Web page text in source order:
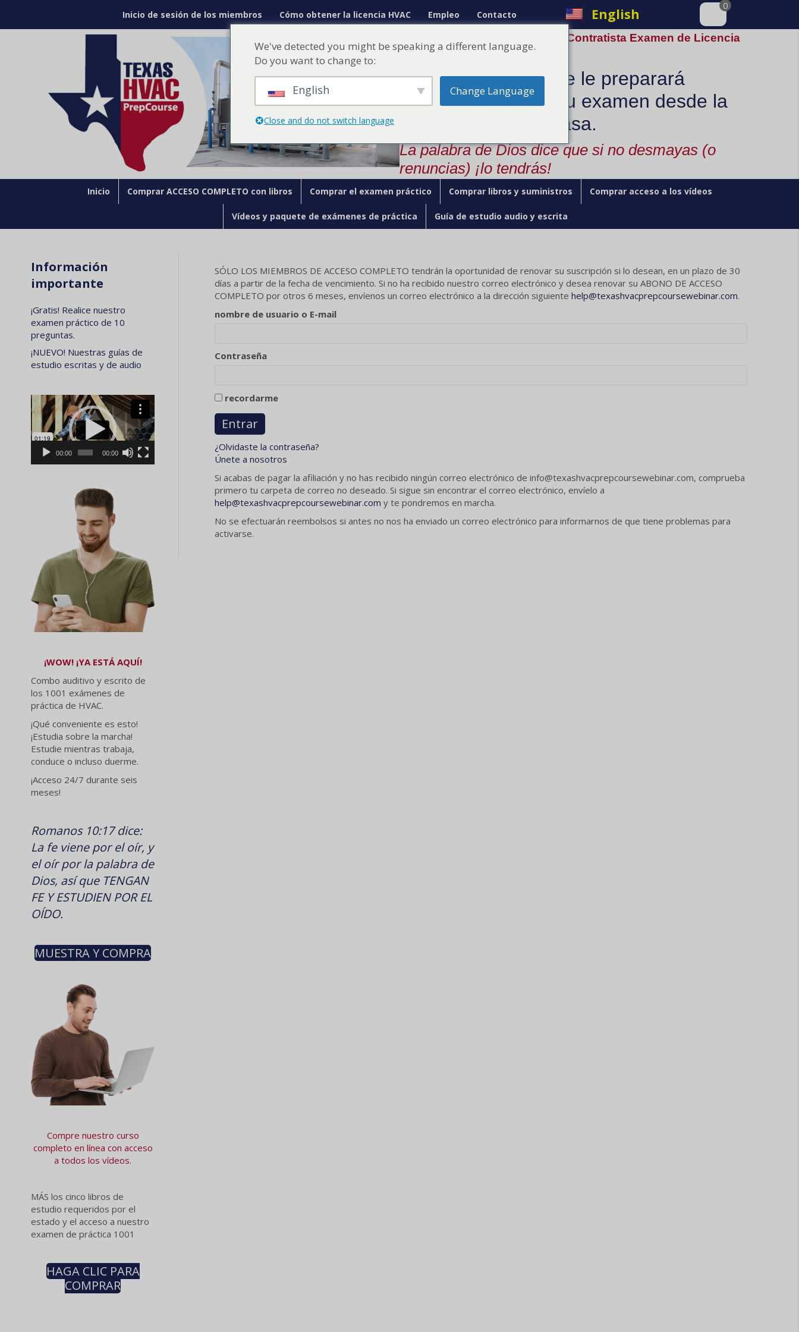
Inicio de sesión de los miembros Cómo obtener la licencia HVAC Empleo Contacto English
0
¡Ahora vamos a pasar su A / C Contratista Examen de Licencia
del Estado!
Nuestro curso online le preparará
rápidamente para su examen desde la
comodidad de su casa.
La palabra de Dios dice que si no desmayas (o
renuncias) ¡lo tendrás!
Inicio Comprar ACCESO COMPLETO con libros Comprar el examen práctico Comprar libros y suministros Comprar acceso a los vídeos
Vídeos y paquete de exámenes de práctica Guía de estudio audio y escrita
Información
importante
¡Gratis! Realice nuestro
examen práctico de 10
preguntas.
¡NUEVO! Nuestras guías de
estudio escritas y de audio
Reproductor
de
vídeo
00:00 00:00
¡WOW! ¡YA ESTÁ AQUÍ!
Combo auditivo y escrito de
los 1001 exámenes de
práctica de HVAC.
¡Qué conveniente es esto!
¡Estudia sobre la marcha!
Estudie mientras trabaja,
conduce o incluso duerme.
¡Acceso 24/7 durante seis
meses!
Romanos 10:17 dice:
La fe viene por el oír, y
el oír por la palabra de
Dios, así que TENGAN
FE Y ESTUDIEN POR EL
OÍDO.
MUESTRA Y COMPRA
Compre nuestro curso
completo en línea con acceso
a todos los vídeos.
MÁS los cinco libros de
estudio requeridos por el
estado y el acceso a nuestro
examen de práctica 1001
HAGA CLIC PARA
COMPRAR
SÓLO LOS MIEMBROS DE ACCESO COMPLETO tendrán la oportunidad de renovar su suscripción si lo desean, en un plazo de 30
días a partir de la fecha de vencimiento. Si no ha recibido nuestro correo electrónico y desea renovar su ABONO DE ACCESO
COMPLETO por otros 6 meses, envíenos un correo electrónico a la dirección siguientehelp@texashvacprepcoursewebinar.com.
nombre de usuario o E-mail
Contraseña
recordarme
¿Olvidaste la contraseña?
Únete a nosotros
Si acabas de pagar la afiliación y no has recibido ningún correo electrónico de info@texashvacprepcoursewebinar.com, comprueba
primero tu carpeta de correo no deseado. Si sigue sin encontrar el correo electrónico, envíelo a
help@texashvacprepcoursewebinar.com y te pondremos en marcha.
No se efectuarán reembolsos si antes no nos ha enviado un correo electrónico para informarnos de que tiene problemas para
activarse.
We've detected you might be speaking a different language.
Do you want to change to:
English Change Language
Close and do not switch language